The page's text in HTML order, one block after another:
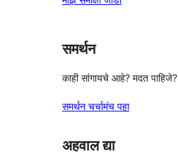
परीक्षणे
तारांकित
समर्थन
काही सांगायचे आहे? मदत पाहिजे?
समर्थन चर्चामंच पहा
अहवाल द्या